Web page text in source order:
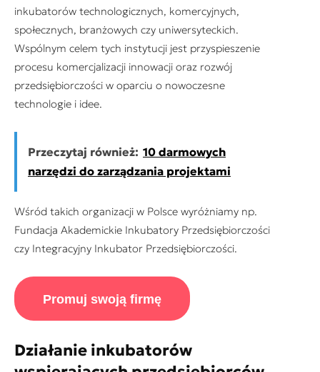
inkubatorów technologicznych, komercyjnych,
społecznych, branżowych czy uniwersyteckich.
Wspólnym celem tych instytucji jest przyspieszenie
procesu komercjalizacji innowacji oraz rozwój
przedsiębiorczości w oparciu o nowoczesne
technologie i idee.
Przeczytaj również: 10 darmowych
narzędzi do zarządzania projektami
Wśród takich organizacji w Polsce wyróżniamy np.
Fundacja Akademickie Inkubatory Przedsiębiorczości
czy Integracyjny Inkubator Przedsiębiorczości.
Promuj swoją firmę
Działanie inkubatorów